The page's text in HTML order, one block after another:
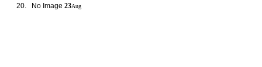
No Image 23Aug